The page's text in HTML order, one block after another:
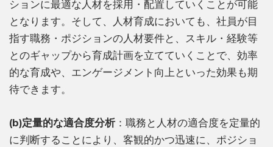
ションに最適な人材を採用・配置していくことが可能
となります。そして、人材育成においても、社員が目
指す職務・ポジションの人材要件と、スキル・経験等
とのギャップから育成計画を立てていくことで、効率
的な育成や、エンゲージメント向上といった効果も期
待できます。
(b)定量的な適合度分析 ：職務と人材の適合度を定量的
に判断することにより、客観的かつ迅速に、ポジショ